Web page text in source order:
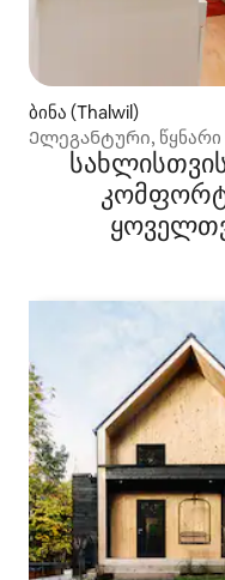
ბინა (Thalwil)
Ელეგანტური, წყნარი
ლუცერნთან ახლოს